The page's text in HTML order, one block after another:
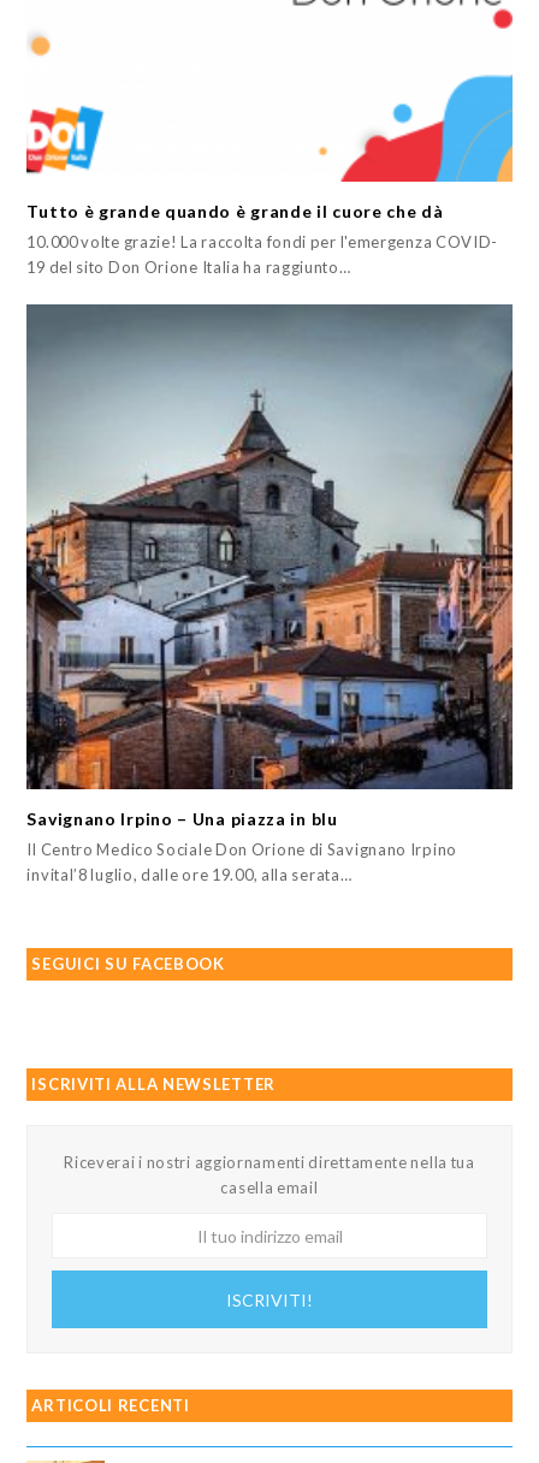
Tutto è grande quando è grande il cuore che dà
10.000 volte grazie! La raccolta fondi per l'emergenza COVID-
19 del sito Don Orione Italia ha raggiunto…
Savignano Irpino – Una piazza in blu
Il Centro Medico Sociale Don Orione di Savignano Irpino
invital’8 luglio, dalle ore 19.00, alla serata…
SEGUICI SU FACEBOOK
ISCRIVITI ALLA NEWSLETTER
Riceverai i nostri aggiornamenti direttamente nella tua
casella email
ISCRIVITI!
ARTICOLI RECENTI